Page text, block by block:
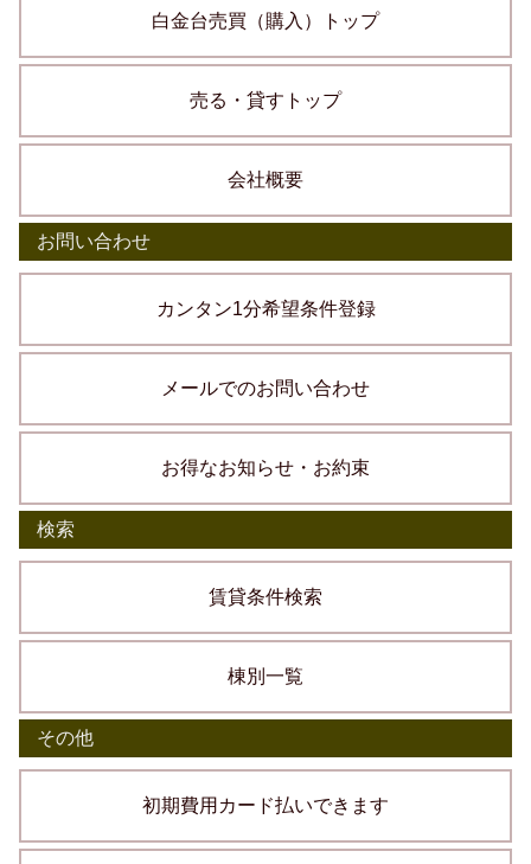
白金台売買（購入）トップ
売る・貸すトップ
会社概要
お問い合わせ
カンタン1分希望条件登録
メールでのお問い合わせ
お得なお知らせ・お約束
検索
賃貸条件検索
棟別一覧
その他
初期費用カード払いできます